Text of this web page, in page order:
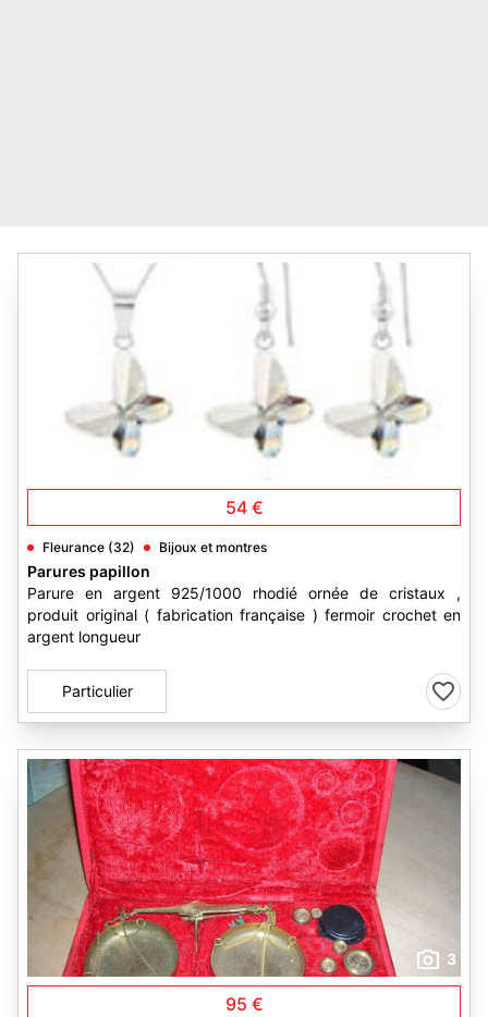
54 €
Fleurance (32) Bijoux et montres
Parures papillon
Parure en argent 925/1000 rhodié ornée de cristaux ,
produit original ( fabrication française ) fermoir crochet en
argent longueur
Particulier
3
95 €